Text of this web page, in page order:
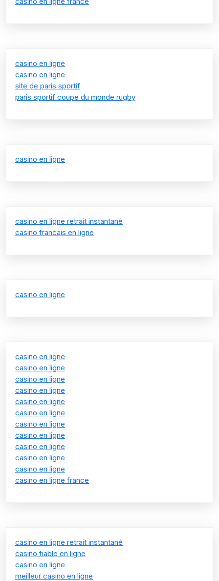
casino en ligne
casino en ligne
site de paris sportif
paris sportif coupe du monde rugby
casino en ligne
casino en ligne retrait instantané
casino francais en ligne
casino en ligne
casino en ligne
casino en ligne
casino en ligne
casino en ligne
casino en ligne
casino en ligne
casino en ligne
casino en ligne
casino en ligne
casino en ligne
casino en ligne
casino en ligne france
casino en ligne retrait instantané
casino fiable en ligne
casino en ligne
meilleur casino en ligne